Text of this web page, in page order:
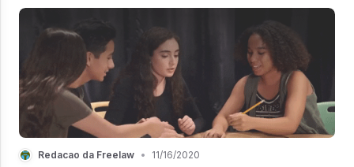
Redacao da Freelaw • 11/16/2020